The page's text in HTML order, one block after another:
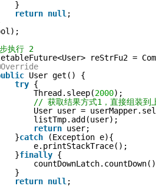
}
return null ;
执行 2
reStrFu2 =
User get() {
try {
Thread.sleep(2000);
// 获取结果方式1，直接组装到
User user =
listTmp.add(user);
return user;
}catch
(Exception e){
e.printStackTrace();
}finally {
}
return null ;